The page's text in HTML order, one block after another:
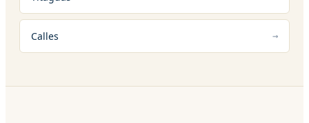
Calles